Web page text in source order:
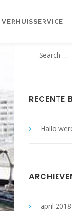
VERHUISSERVICE
RECENTE
Hallo
april 2018